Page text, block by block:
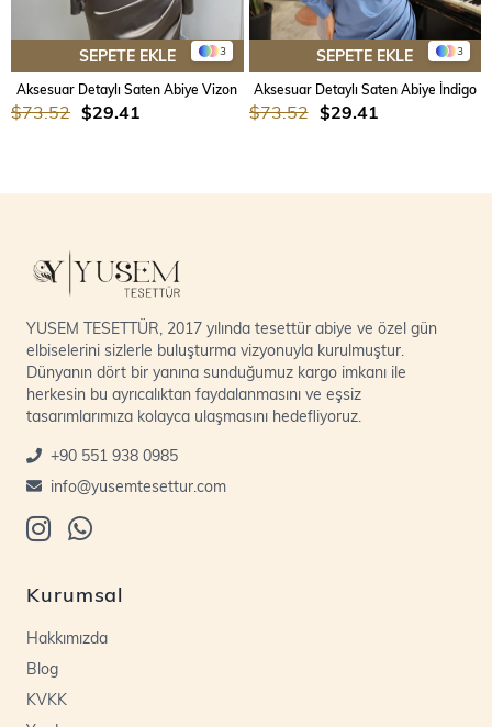
3
SEPETE EKLE
Aksesuar Detaylı Saten Abiye Vizon
$29.41
$73.52
3
SEPETE EKLE
Aksesuar Detaylı Saten Abiye İndigo
$29.41
$73.52
YUSEM TESETTÜR, 2017 yılında tesettür abiye ve özel gün
elbiselerini sizlerle buluşturma vizyonuyla kurulmuştur.
Dünyanın dört bir yanına sunduğumuz kargo imkanı ile
herkesin bu ayrıcalıktan faydalanmasını ve eşsiz
tasarımlarımıza kolayca ulaşmasını hedefliyoruz.
+90 551 938 0985
info@yusemtesettur.com
Kurumsal
Hakkımızda
Blog
KVKK